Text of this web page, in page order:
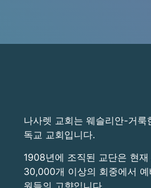
나사렛 교회는 웨슬리안-거룩
독교 교회입니다.
1908년에 조직된 교단은 현
30,000개 이상의 회중에서